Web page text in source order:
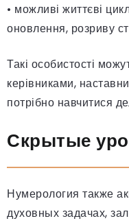
• можливі життєві
оновлення, розриву
Такі особистості
керівниками,
потрібно навчитися
Скрытые
Нумерология также
духовных задачах,